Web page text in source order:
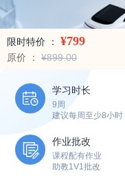
限时特价 ： ¥799
原价 ： ¥899.00
学习时长
9周
建议每周至少8小时
作业批改
课程配有作业
助教1V1批改